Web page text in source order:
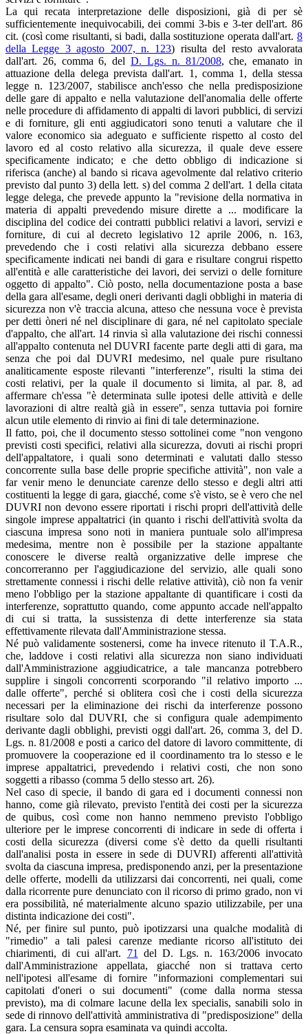
La qui recata interpretazione delle disposizioni, già di per sè
sufficientemente inequivocabili, dei commi 3-bis e 3-ter dell'art. 86
cit. (così come risultanti, si badi, dalla sostituzione operata dall'art. 8
della Legge 3 agosto 2007, n. 123) risulta del resto avvalorata
dall'art. 26, comma 6, delD. Lgs. n. 81/2008, che, emanato in
attuazione della delega prevista dall'art. 1, comma 1, della stessa
legge n. 123/2007, stabilisce anch'esso che nella predisposizione
delle gare di appalto e nella valutazione dell'anomalia delle offerte
nelle procedure di affidamento di appalti di lavori pubblici, di servizi
e di forniture, gli enti aggiudicatori sono tenuti a valutare che il
valore economico sia adeguato e sufficiente rispetto al costo del
lavoro ed al costo relativo alla sicurezza, il quale deve essere
specificamente indicato; e che detto obbligo di indicazione si
riferisca (anche) al bando si ricava agevolmente dal relativo criterio
previsto dal punto 3) della lett. s) del comma 2 dell'art. 1 della citata
legge delega, che prevede appunto la "revisione della normativa in
materia di appalti prevedendo misure dirette a ... modificare la
disciplina del codice dei contratti pubblici relativi a lavori, servizi e
forniture, di cui al decreto legislativo 12 aprile 2006, n. 163,
prevedendo che i costi relativi alla sicurezza debbano essere
specificamente indicati nei bandi di gara e risultare congrui rispetto
all'entità e alle caratteristiche dei lavori, dei servizi o delle forniture
oggetto di appalto". Ciò posto, nella documentazione posta a base
della gara all'esame, degli oneri derivanti dagli obblighi in materia di
sicurezza non v'è traccia alcuna, atteso che nessuna voce è prevista
per detti òneri né nel disciplinare di gara, né nel capitolato speciale
d'appalto, che all'art. 14 rinvia sì alla valutazione dei rischi connessi
all'appalto contenuta nel DUVRI facente parte degli atti di gara, ma
senza che poi dal DUVRI medesimo, nel quale pure risultano
analiticamente esposte rilevanti "interferenze", risulti la stima dei
costi relativi, per la quale il documento si limita, al par. 8, ad
affermare ch'essa "è determinata sulle ipotesi delle attività e delle
lavorazioni di altre realtà già in essere", senza tuttavia poi fornire
alcun utile elemento di rinvio ai fini di tale determinazione.
Il fatto, poi, che il documento stesso sottolinei come "non vengono
previsti costi specifici, relativi alla sicurezza, dovuti ai rischi propri
dell'appaltatore, i quali sono determinati e valutati dallo stesso
concorrente sulla base delle proprie specifiche attività", non vale a
far venir meno le denunciate carenze dello stesso e degli altri atti
costituenti la legge di gara, giacché, come s'è visto, se è vero che nel
DUVRI non devono essere riportati i rischi propri dell'attività delle
singole imprese appaltatrici (in quanto i rischi dell'attività svolta da
ciascuna impresa sono noti in maniera puntuale solo all'impresa
medesima, mentre non è possibile per la stazione appaltante
conoscere le diverse realtà organizzative delle imprese che
concorreranno per l'aggiudicazione del servizio, alle quali sono
strettamente connessi i rischi delle relative attività), ciò non fa venir
meno l'obbligo per la stazione appaltante di quantificare i costi da
interferenze, soprattutto quando, come appunto accade nell'appalto
di cui si tratta, la sussistenza di dette interferenze sia stata
effettivamente rilevata dall'Amministrazione stessa.
Né può validamente sostenersi, come ha invece ritenuto il T.A.R.,
che, laddove i costi relativi alla sicurezza non siano individuati
dall'Amministrazione aggiudicatrice, a tale mancanza potrebbero
supplire i singoli concorrenti scorporando "il relativo importo ...
dalle offerte", perché si oblitera così che i costi della sicurezza
necessari per la eliminazione dei rischi da interferenze possono
risultare solo dal DUVRI, che si configura quale adempimento
derivante dagli obblighi, previsti oggi dall'art. 26, comma 3, del D.
Lgs. n. 81/2008 e posti a carico del datore di lavoro committente, di
promuovere la cooperazione ed il coordinamento tra lo stesso e le
imprese appaltatrici, prevedendo i relativi costi, che non sono
soggetti a ribasso (comma 5 dello stesso art. 26).
Nel caso di specie, il bando di gara ed i documenti connessi non
hanno, come già rilevato, previsto l'entità dei costi per la sicurezza
de quibus, così come non hanno nemmeno previsto l'obbligo
ulteriore per le imprese concorrenti di indicare in sede di offerta i
costi della sicurezza (diversi come s'è detto da quelli risultanti
dall'analisi posta in essere in sede di DUVRI) afferenti all'attività
svolta da ciascuna impresa, predisponendo anzi, per la presentazione
delle offerte, modelli da utilizzarsi dai concorrenti, nei quali, come
dalla ricorrente pure denunciato con il ricorso di primo grado, non vi
era possibilità, né materialmente alcuno spazio utilizzabile, per una
distinta indicazione dei costi".
Né, per finire sul punto, può ipotizzarsi una qualche modalità di
"rimedio" a tali palesi carenze mediante ricorso all'istituto dei
chiarimenti, di cui all'art. 71
del D. Lgs. n. 163/2006 invocato
dall'Amministrazione appellata, giacché non si trattava certo
nell'ipotesi all'esame di fornire "informazioni complementari sui
capitolati d'oneri o sui documenti" (come dalla norma stessa
previsto), ma di colmare lacune della lex specialis, sanabili solo in
sede di rinnovo dell'attività amministrativa di "predisposizione" della
gara. La censura sopra esaminata va quindi accolta.